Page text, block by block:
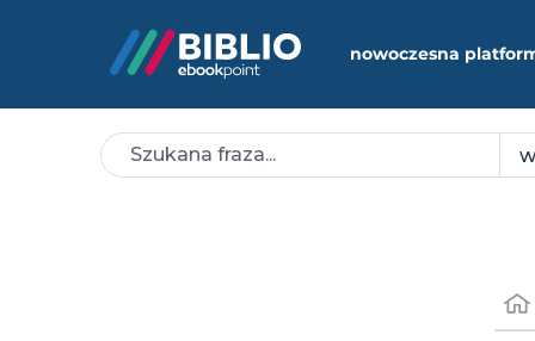
nowoczesna